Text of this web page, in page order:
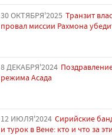
30 ОКТЯБРЯ'2025 Транзит
провал миссии Рахмона
8 ДЕКАБРЯ'2024
режима Асада
12 ИЮЛЯ'2024 Сирийские
и турок в Вене: кто и что за